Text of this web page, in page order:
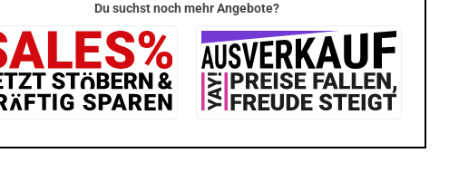
Du suchst noch mehr Angebote?